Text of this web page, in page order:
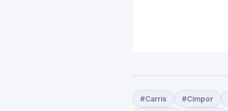
#Carris #Cimpor